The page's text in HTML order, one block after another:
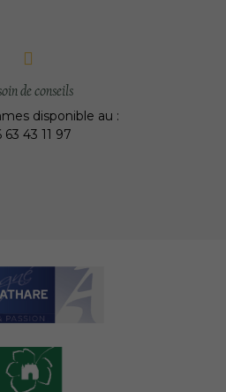
de conseils
disponible au :
63 43 11 97